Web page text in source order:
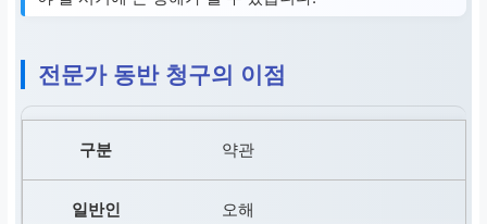
전문가 동반 청구의 이점
약관
오해